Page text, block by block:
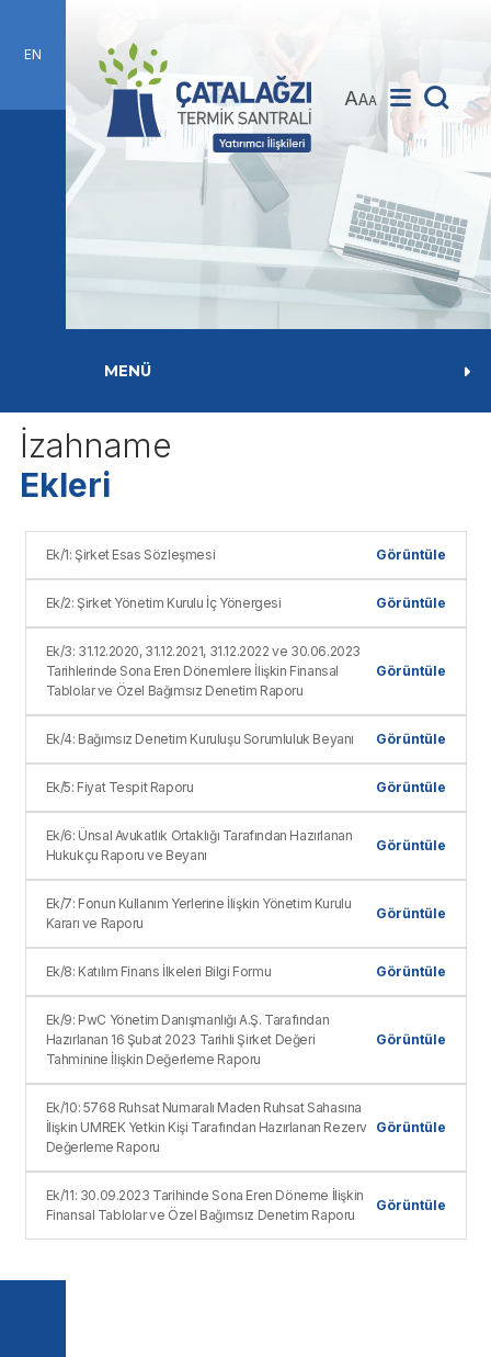
AAA
EN
MENÜ
İzahname
Ekleri
Ek/1: Şirket Esas Sözleşmesi Görüntüle
Ek/2: Şirket Yönetim Kurulu İç Yönergesi Görüntüle
Ek/3: 31.12.2020, 31.12.2021, 31.12.2022 ve 30.06.2023
Tarihlerinde Sona Eren Dönemlere İlişkin Finansal
Tablolar ve Özel Bağımsız Denetim Raporu
Görüntüle
Ek/4: Bağımsız Denetim Kuruluşu Sorumluluk Beyanı Görüntüle
Ek/5: Fiyat Tespit Raporu Görüntüle
Ek/6: Ünsal Avukatlık Ortaklığı Tarafından Hazırlanan
Hukukçu Raporu ve Beyanı
Görüntüle
Ek/7: Fonun Kullanım Yerlerine İlişkin Yönetim Kurulu
Kararı ve Raporu
Görüntüle
Ek/8: Katılım Finans İlkeleri Bilgi Formu Görüntüle
Ek/9: PwC Yönetim Danışmanlığı A.Ş. Tarafından
Hazırlanan 16 Şubat 2023 Tarihli Şirket Değeri
Tahminine İlişkin Değerleme Raporu
Görüntüle
Ek/10: 5768 Ruhsat Numaralı Maden Ruhsat Sahasına
İlişkin UMREK Yetkin Kişi Tarafından Hazırlanan Rezerv
Değerleme Raporu
Görüntüle
Ek/11: 30.09.2023 Tarihinde Sona Eren Döneme İlişkin
Finansal Tablolar ve Özel Bağımsız Denetim Raporu
Görüntüle